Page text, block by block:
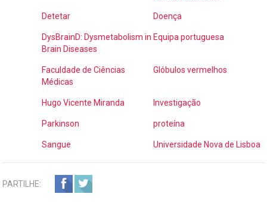
Detetar Doença
DysBrainD: Dysmetabolism in
Brain Diseases
Equipa portuguesa
Faculdade de Ciências
Médicas
Glóbulos vermelhos
Hugo Vicente Miranda Investigação
Parkinson proteína
Sangue Universidade Nova de Lisboa
PARTILHE: